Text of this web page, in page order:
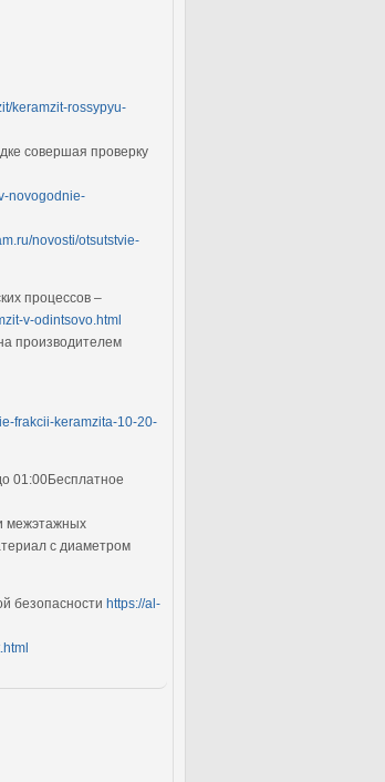
keramzit-rossypyu-
совершая проверку
novogodnie-
novosti/otsutstvie-
процессов –
v-odintsovo.html
производителем
frakcii-keramzita-10-20-
01:00Бесплатное
межэтажных
с диаметром
безопасности https://al-